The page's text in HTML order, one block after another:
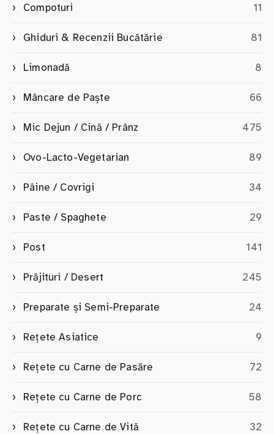
Compoturi 11
Ghiduri & Recenzii Bucătărie 81
Limonadă 8
Mâncare de Paște 66
Mic Dejun / Cină / Prânz 475
Ovo-Lacto-Vegetarian 89
Pâine / Covrigi 34
Paste / Spaghete 29
Post 141
Prăjituri / Desert 245
Preparate și Semi-Preparate 24
Rețete Asiatice 9
Rețete cu Carne de Pasăre 72
Rețete cu Carne de Porc 58
Rețete cu Carne de Vită 32